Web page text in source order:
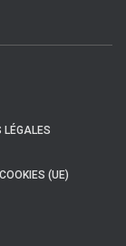
LÉGALES
(UE)